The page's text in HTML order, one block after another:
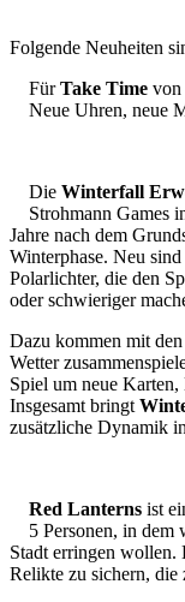
Folgende Neuheiten
FürTake Time von
Neue Uhren, neue
Die Winterfall
Strohmann Games
Jahre nach dem
Winterphase. Neu
Polarlichter, die den
oder schwieriger
Dazu kommen mit
Wetter
Spiel um neue
Insgesamt bringt
zusätzliche Dynamik
Red Lanterns ist
5 Personen, in
Stadt erringen
Relikte zu sichern, die